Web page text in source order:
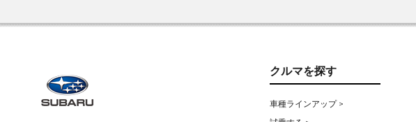
クルマを探す
車種ラインアップ >